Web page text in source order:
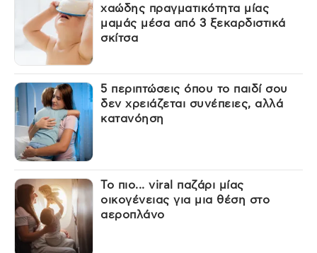
χαώδης πραγματικότητα μίας
μαμάς μέσα από 3 ξεκαρδιστικά
σκίτσα
5 περιπτώσεις όπου το παιδί σου
δεν χρειάζεται συνέπειες, αλλά
κατανόηση
Το πιο... viral παζάρι μίας
οικογένειας για μια θέση στο
αεροπλάνο